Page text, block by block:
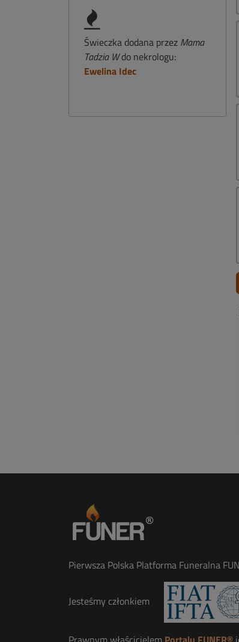
Świeczka dodana przez Mama
Tadzia Wdo nekrologu:
Ewelina Idec
Pierwsza Polska Platforma Funeralna
Jesteśmy członkiem